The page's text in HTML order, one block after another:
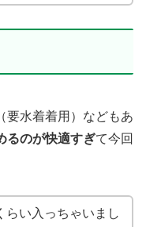
要水着着用）などもあ
るのが快適すぎて今回
らい入っちゃいまし